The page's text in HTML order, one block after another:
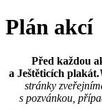
Plán akcí
Před každou
a Ještěticích plakát.
stránky
s pozvánkou,